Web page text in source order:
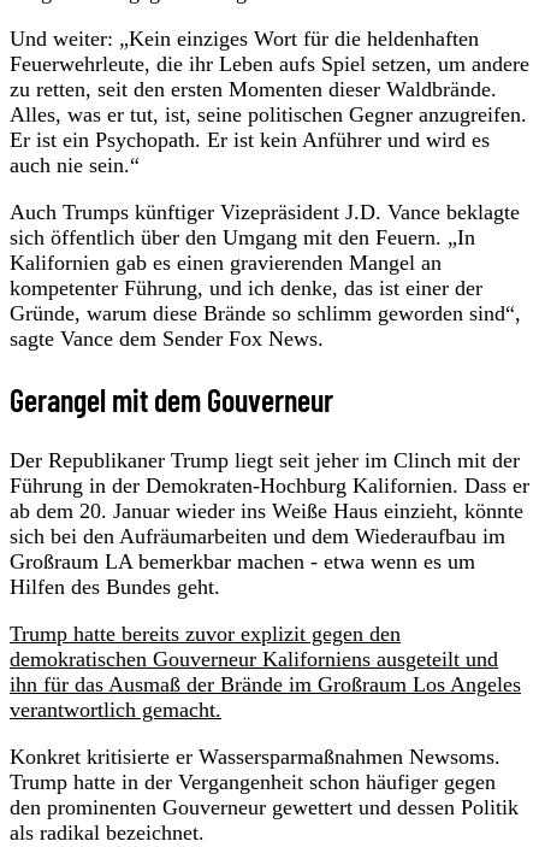
Und weiter: „Kein einziges Wort für die heldenhaften
Feuerwehrleute, die ihr Leben aufs Spiel setzen, um andere
zu retten, seit den ersten Momenten dieser Waldbrände.
Alles, was er tut, ist, seine politischen Gegner anzugreifen.
Er ist ein Psychopath. Er ist kein Anführer und wird es
auch nie sein.“
Auch Trumps künftiger Vizepräsident J.D. Vance beklagte
sich öffentlich über den Umgang mit den Feuern. „In
Kalifornien gab es einen gravierenden Mangel an
kompetenter Führung, und ich denke, das ist einer der
Gründe, warum diese Brände so schlimm geworden sind“,
sagte Vance dem Sender Fox News.
Gerangel mit dem Gouverneur
Der Republikaner Trump liegt seit jeher im Clinch mit der
Führung in der Demokraten-Hochburg Kalifornien. Dass er
ab dem 20. Januar wieder ins Weiße Haus einzieht, könnte
sich bei den Aufräumarbeiten und dem Wiederaufbau im
Großraum LA bemerkbar machen - etwa wenn es um
Hilfen des Bundes geht.
Trump hatte bereits zuvor explizit gegen den
demokratischen Gouverneur Kaliforniens ausgeteilt und
ihn für das Ausmaß der Brände im Großraum Los Angeles
verantwortlich gemacht.
Konkret kritisierte er Wassersparmaßnahmen Newsoms.
Trump hatte in der Vergangenheit schon häufiger gegen
den prominenten Gouverneur gewettert und dessen Politik
als radikal bezeichnet.